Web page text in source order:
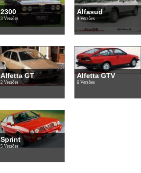
2300
3 Versões
Alfasud
9 Versões
Alfetta GT
2 Versões
Alfetta GTV
6 Versões
Sprint
5 Versões